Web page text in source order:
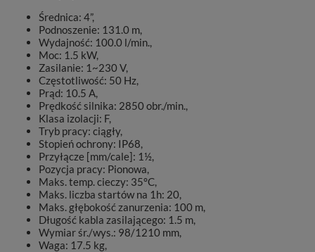
Średnica: 4”,
Podnoszenie: 131.0 m,
Wydajność: 100.0 l/min.,
Moc: 1.5 kW,
Zasilanie: 1~230 V,
Częstotliwość: 50 Hz,
Prąd: 10.5 A,
Prędkość silnika: 2850 obr./min.,
Klasa izolacji: F,
Tryb pracy: ciągły,
Stopień ochrony: IP68,
Przyłącze [mm/cale]: 1½,
Pozycja pracy: Pionowa,
Maks. temp. cieczy: 35°C,
Maks. liczba startów na 1h: 20,
Maks. głębokość zanurzenia: 100 m,
Długość kabla zasilającego: 1.5 m,
Wymiar śr./wys.: 98/1210 mm,
Waga: 17.5 kg,